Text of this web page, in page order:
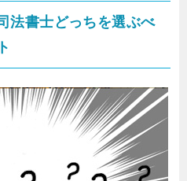
法書士どっちを選ぶべ